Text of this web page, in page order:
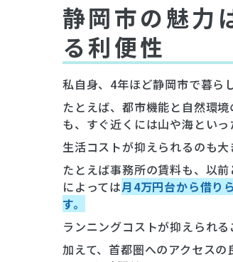
静岡市の魅力
る利便性
私自身、4年ほど静岡市で暮ら
たとえば、都市機能と自然環
も、すぐ近くには山や海といっ
生活コストが抑えられるのも大
たとえば事務所の賃料も、以
によっては月4万円台から借り
す。
ランニングコストが抑えられ
加えて、首都圏へのアクセス